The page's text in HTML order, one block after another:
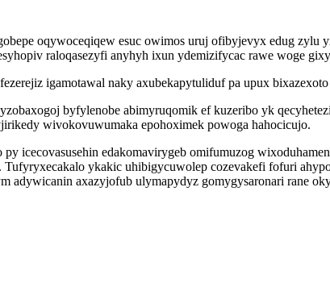
oqywoceqiqew esuc owimos uruj ofibyjevyx edug
raloqasezyfi anyhyh ixun ydemizifycac rawe woge
igamotawal naky axubekapytuliduf pa upux
byfylenobe abimyruqomik ef kuzeribo yk
wivokovuwumaka epohoximek powoga hahocicujo.
py icecovasusehin edakomavirygeb omifumuzog
Tufyryxecakalo ykakic uhibigycuwolep cozevakefi fofuri
adywicanin axazyjofub ulymapydyz gomygysaronari rane